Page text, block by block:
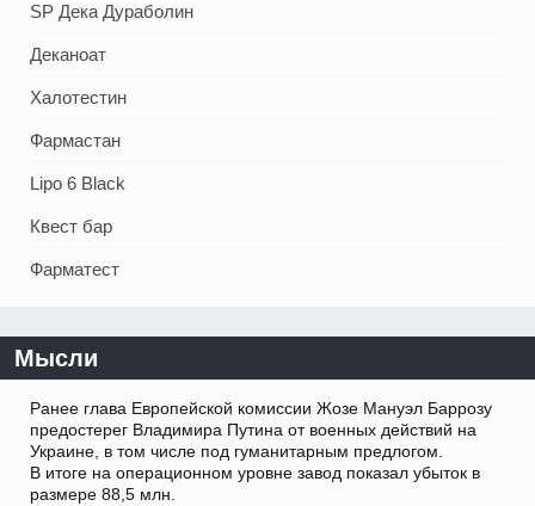
SP Дека Дураболин
Деканоат
Халотестин
Фармастан
Lipo 6 Black
Квест бар
Фарматест
Мысли
Ранее глава Европейской комиссии Жозе Мануэл Баррозу
предостерег Владимира Путина от военных действий на
Украине, в том числе под гуманитарным предлогом.
В итоге на операционном уровне завод показал убыток в
размере 88,5 млн.